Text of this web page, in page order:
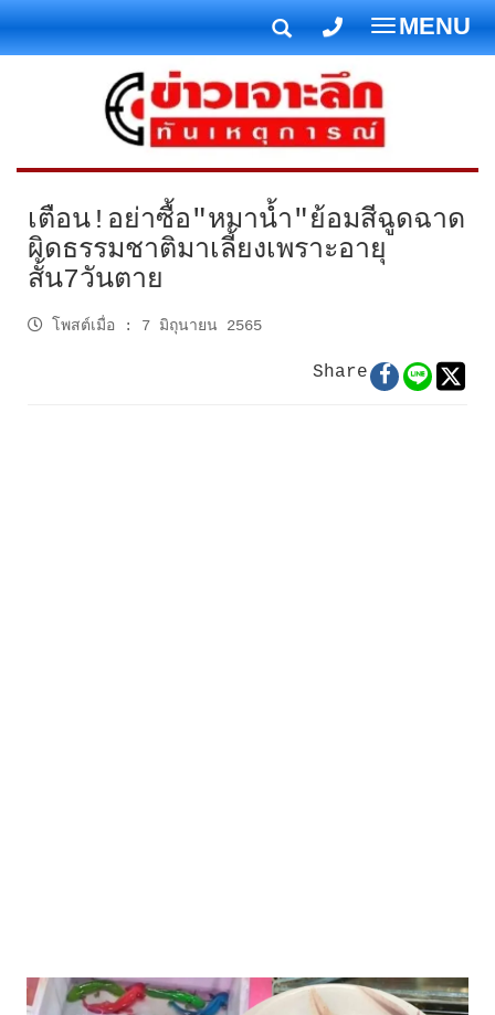
T
o
g
g
l
e
a
v
t
MENU
เตือน!อย่าซื้อ"หมาน้ำ"ย้อมสีฉูดฉาด
ผิดธรรมชาติมาเลี้ยงเพราะอายุ
สั้น7วันตาย
โพสต์เมื่อ : 7 มิถุนายน 2565
Share